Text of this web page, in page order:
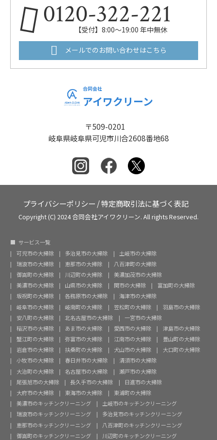
0120-322-221
【受付】8:00～19:00 年中無休
メールでのお問い合わせはこちら
合同会社
アイワクリーン
〒509-0201
岐阜県岐阜県可児市川合2608番地68
プライバシーポリシー /特定商取引法に基づく表記
Copyright (C) 2024 合同会社アイワクリーン. All rights Reserved.
サービス一覧
可児市の大掃除
多治見市の大掃除
土岐市の大掃除
瑞浪市の大掃除
恵那市の大掃除
八百津町の大掃除
御嵩町の大掃除
川辺町の大掃除
美濃加茂市の大掃除
美濃市の大掃除
山県市の大掃除 関市の大掃除
富加町の大掃除
坂祝町の大掃除
各務原市の大掃除
海津市の大掃除
岐阜市の大掃除
岐南町の大掃除 笠松町の大掃除
羽島市の大掃除
安八町の大掃除
北名古屋市の大掃除
一宮市の大掃除
稲沢市の大掃除
あま市の大掃除 愛西市の大掃除
津島市の大掃除
蟹江町の大掃除
弥富市の大掃除 江南市の大掃除
豊山町の大掃除
岩倉市の大掃除
扶桑町の大掃除 犬山市の大掃除
大口町の大掃除
小牧市の大掃除
春日井市の大掃除
清須市の大掃除
大治町の大掃除
名古屋市の大掃除
瀬戸市の大掃除
尾張旭市の大掃除
長久手市の大掃除
日進市の大掃除
大府市の大掃除
東海市の大掃除
東浦町の大掃除
美濃市のキッチンクリーニング
土岐市のキッチンクリーニング
瑞浪市のキッチンクリーニング
多治見市のキッチンクリーニング
恵那市のキッチンクリーニング
八百津町のキッチンクリーニング
御嵩町のキッチンクリーニング
川辺町のキッチンクリーニング